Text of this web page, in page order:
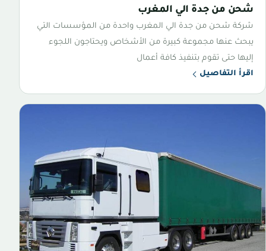
شحن من جدة الي المغرب
شركة شحن من جدة الي المغرب واحدة من المؤسسات التي
يبحث عنها مجموعة كبيرة من الأشخاص ويحتاجون اللجوء
إليها حتى تقوم بتنفيذ كافة أعمال
اقرأ التفاصيل